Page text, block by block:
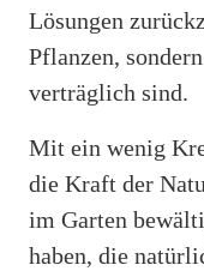
Lösungen
Pflanzen,
verträglich sind.
Mit ein wenig
die Kraft der
im Garten
haben, die